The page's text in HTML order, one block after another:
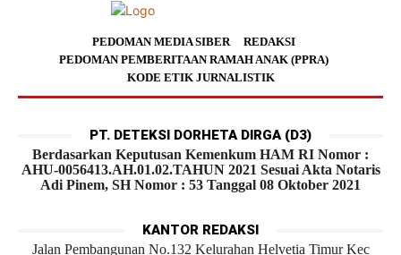
PEDOMAN MEDIA SIBER
REDAKSI
PEDOMAN PEMBERITAAN RAMAH ANAK (PPRA)
KODE ETIK JURNALISTIK
PT. DETEKSI DORHETA DIRGA (D3)
Berdasarkan Keputusan Kemenkum HAM RI Nomor :
AHU-0056413.AH.01.02.TAHUN 2021 Sesuai Akta Notaris
Adi Pinem, SH Nomor : 53 Tanggal 08 Oktober 2021
KANTOR REDAKSI
Jalan Pembangunan No.132 Kelurahan Helvetia Timur Kec